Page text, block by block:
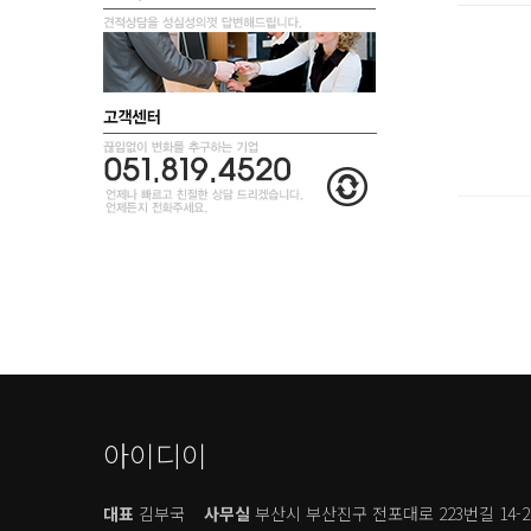
아이디이
대표 김부국 사무실 부산시 부산진구 전포대로 223번길 14-